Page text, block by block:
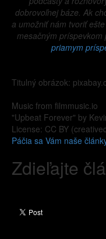
dobrovoľnej báze. Ak
a umožniť nám tvoriť
mesačným
priamym
Titulný obrázok:
Music from filmmusic.io
"Upbeat Forever" by
License: CC BY
Páčia sa Vám naše
Zdieľajte